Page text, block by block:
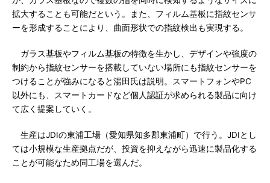
拡大することも可能だという。また、フィルム基板に指紋センサ
ーを形成することにより、曲面形状での指紋検出も実現する。
ガラス基板やフィルム基板の特徴を生かし、デザインや強度の
制約から指紋センサーを搭載していない場所にも指紋センサーを
つけることが強みになると湯田氏は説明。スマートフォンやPC
以外にも、スマートカードなど個人認証が求められる製品に向け
て広く提案していく。
生産はJDIの東浦工場（愛知県知多郡東浦町）で行う。JDIとし
ては小規模な生産拠点だが、投資を抑えながら迅速に製品化する
ことが可能なため同工場を選んだ。